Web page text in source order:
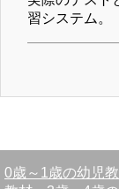
習システム。
0歳～1歳の幼児